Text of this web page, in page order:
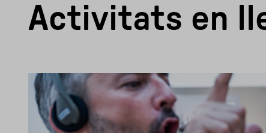
Activitats en